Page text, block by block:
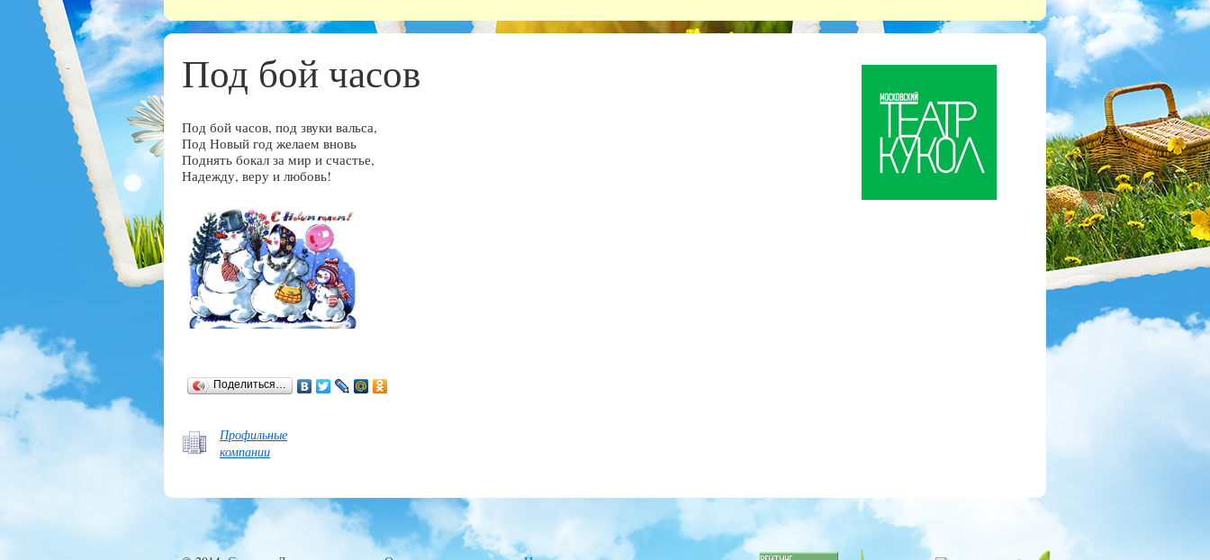
Под бой часов
Под бой часов, под звуки вальса,
Под Новый год желаем вновь
Поднять бокал за мир и счастье,
Надежду, веру и любовь!
Поделиться…
Профильные
компании